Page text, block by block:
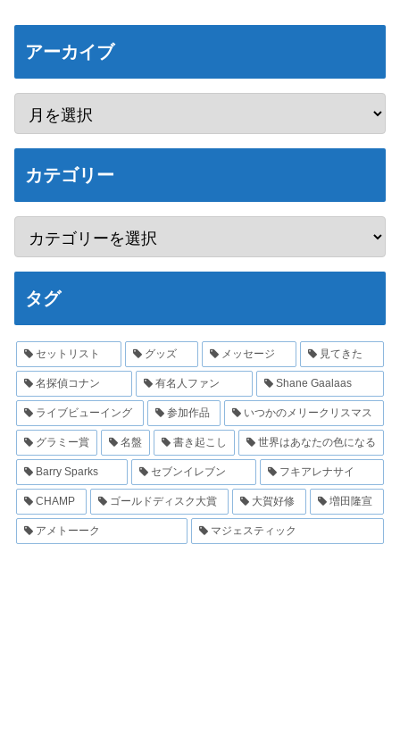
アーカイブ
カテゴリー
タグ
セットリスト グッズ メッセージ 見てきた
名探偵コナン 有名人ファン Shane Gaalaas
ライブビューイング 参加作品 いつかのメリークリスマス
グラミー賞 名盤 書き起こし 世界はあなたの色になる
Barry Sparks セブンイレブン フキアレナサイ
CHAMP ゴールドディスク大賞 大賀好修 増田隆宣
アメトーーク マジェスティック